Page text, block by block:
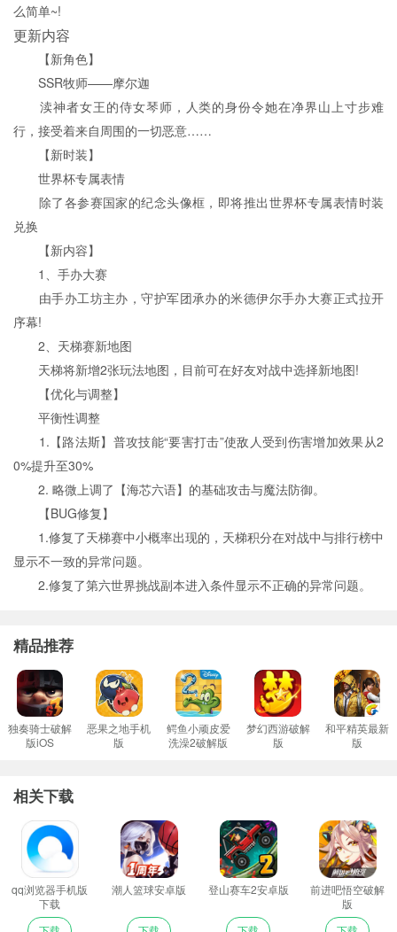
么简单~!
更新内容
【新角色】
SSR牧师——摩尔迦
渎神者女王的侍女琴师，人类的身份令她在净界山上寸步难
行，接受着来自周围的一切恶意……
【新时装】
世界杯专属表情
除了各参赛国家的纪念头像框，即将推出世界杯专属表情时装
兑换
【新内容】
1、手办大赛
由手办工坊主办，守护军团承办的米德伊尔手办大赛正式拉开
序幕!
2、天梯赛新地图
天梯将新增2张玩法地图，目前可在好友对战中选择新地图!
【优化与调整】
平衡性调整
1.【路法斯】普攻技能“要害打击”使敌人受到伤害增加效果从2
0%提升至30%
2. 略微上调了【海芯六语】的基础攻击与魔法防御。
【BUG修复】
1.修复了天梯赛中小概率出现的，天梯积分在对战中与排行榜中
显示不一致的异常问题。
2.修复了第六世界挑战副本进入条件显示不正确的异常问题。
精品推荐
独奏骑士破解
版iOS
恶果之地手机
版
鳄鱼小顽皮爱
洗澡2破解版
梦幻西游破解
版
和平精英最新
版
相关下载
qq浏览器手机版
下载
潮人篮球安卓版 登山赛车2安卓版
前进吧悟空破解
版